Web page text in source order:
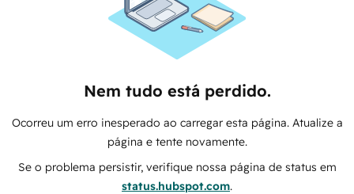
Nem tudo está perdido.
Ocorreu um erro inesperado ao carregar esta página. Atualize a
página e tente novamente.
Se o problema persistir, verifique nossa página de status em
status.hubspot.com.